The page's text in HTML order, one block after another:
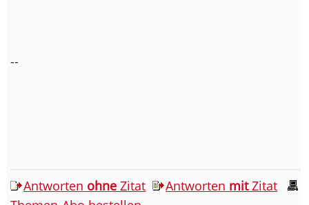
--
Antworten ohne Zitat Antworten mitZitat